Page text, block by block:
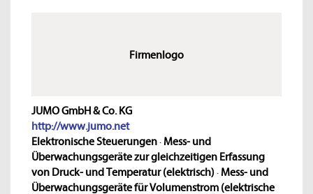
Firmenlogo
JUMO GmbH & Co. KG
http://www.jumo.net
Elektronische Steuerungen· Mess- und
Überwachungsgeräte zur gleichzeitigen Erfassung
von Druck- und Temperatur (elektrisch)· Mess- und
Überwachungsgeräte für Volumenstrom (elektrische